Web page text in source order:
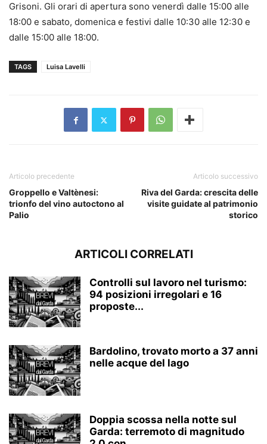
Grisoni. Gli orari di apertura sono venerdì dalle 15:00 alle
18:00 e sabato, domenica e festivi dalle 10:30 alle 12:30 e
dalle 15:00 alle 18:00.
TAGS Luisa Lavelli
Articolo precedente
Groppello e Valtènesi:
trionfo del vino autoctono al
Palio
Articolo successivo
Riva del Garda: crescita delle
visite guidate al patrimonio
storico
ARTICOLI CORRELATI
Controlli sul lavoro nel turismo:
94 posizioni irregolari e 16
proposte...
Bardolino, trovato morto a 37 anni
nelle acque del lago
Doppia scossa nella notte sul
Garda: terremoto di magnitudo